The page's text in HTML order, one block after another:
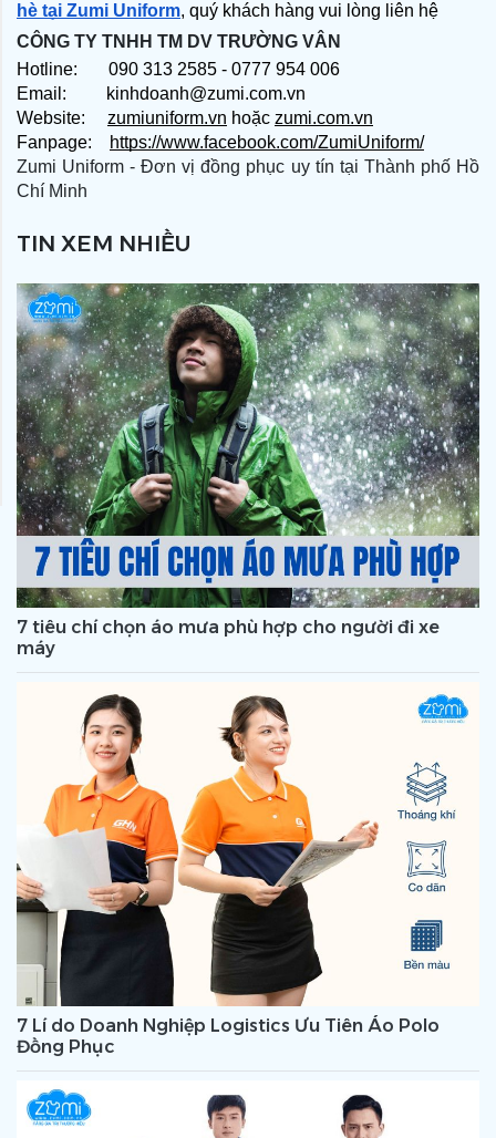
TIN XEM NHIỀU
7 tiêu chí chọn áo mưa phù hợp cho người đi xe
máy
7 Lí do Doanh Nghiệp Logistics Ưu Tiên Áo Polo
Đồng Phục
hè tại Zumi Uniform, quý khách hàng vui lòng liên hệ
CÔNG TY TNHH TM DV TRƯỜNG VÂN
Hotline: 090 313 2585 - 0777 954 006
Email: kinhdoanh@zumi.com.vn
Website:
zumiuniform.vn hoặc zumi.com.vn
Fanpage:
https://www.facebook.com/ZumiUniform/
Zumi Uniform - Đơn vị đồng phục uy tín tại Thành phố Hồ
Chí Minh